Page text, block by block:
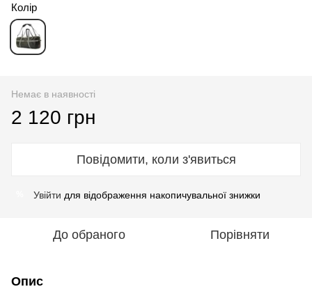
Колір
Немає в наявності
2 120 грн
Повідомити, коли з'явиться
Увійти для відображення накопичувальної знижки
До обраного Порівняти
Опис